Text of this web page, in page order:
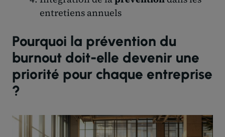
entretiens annuels
Pourquoi la prévention du
burnout doit-elle devenir une
priorité pour chaque entreprise
?